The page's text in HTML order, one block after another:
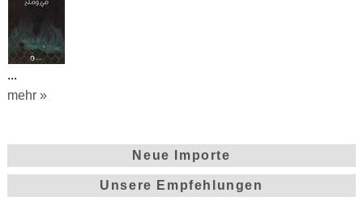
...
mehr »
Neue Importe
Unsere Empfehlungen